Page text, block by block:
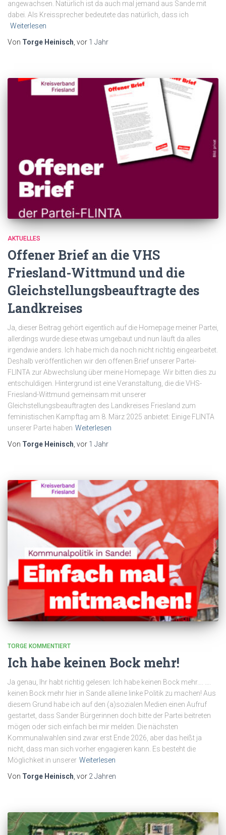
angewachsen. Natürlich ist da auch mal jemand aus Sande mit
dabei. Als Kreissprecher bedeutete das natürlich, dass ich
Weiterlesen
Von Torge Heinisch , vor 1 Jahr
AKTUELLES
Offener Brief an die VHS
Friesland-Wittmund und die
Gleichstellungsbeauftragte des
Landkreises
Ja, dieser Beitrag gehört eigentlich auf die Homepage meiner Partei,
allerdings wurde diese etwas umgebaut und nun läuft da alles
irgendwie anders. Ich habe mich da noch nicht richtig eingearbeitet.
Deshalb veröffentlichen wir den offenen Brief unserer Partei-
FLINTA zur Abwechslung über meine Homepage. Wir bitten dies zu
entschuldigen. Hintergrund ist eine Veranstaltung, die die VHS-
Friesland-Wittmund gemeinsam mit unserer
Gleichstellungsbeauftragten des Landkreises Friesland zum
feministischen Kampftag am 8. März 2025 anbietet: Einige FLINTA
unserer Partei haben Weiterlesen
Von Torge Heinisch, vor 1 Jahr
TORGE KOMMENTIERT
Ich habe keinen Bock mehr!
Ja genau, Ihr habt richtig gelesen: Ich habe keinen Bock mehr…. ….
keinen Bock mehr hier in Sande alleine linke Politik zu machen! Aus
diesem Grund habe ich auf den (a)sozialen Medien einen Aufruf
gestartet, dass Sander Bürgerinnen doch bitte der Partei beitreten
mögen oder sich einfach bei mir melden. Die nächsten
Kommunalwahlen sind zwar erst Ende 2026, aber das heißt ja
nicht, dass man sich vorher engagieren kann. Es besteht die
Möglichkeit in unserer Weiterlesen
Von Torge Heinisch, vor 2 Jahren